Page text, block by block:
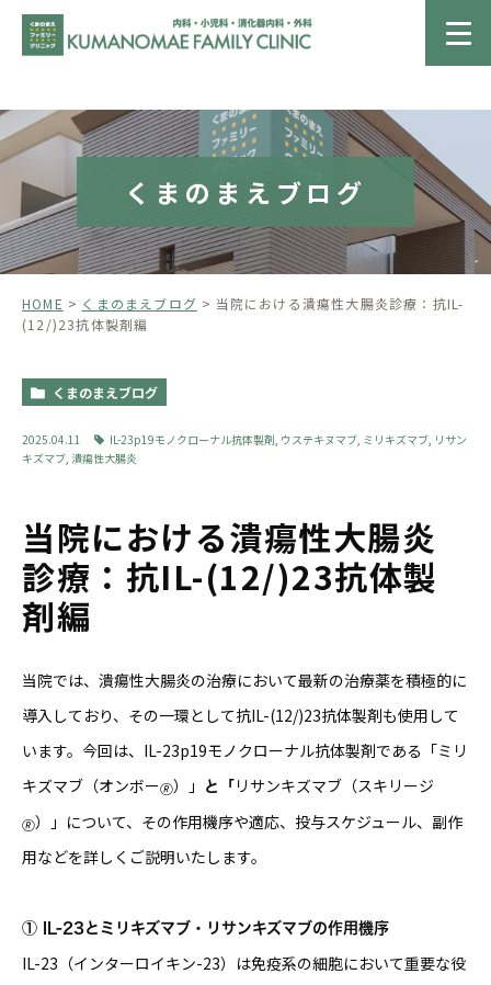
くまのまえブログ
HOME くまのまえブログ
当院における潰瘍性大腸炎診療：抗IL-
(12/)23抗体製剤編
くまのまえブログ
2025.04.11 IL-23p19モノクローナル抗体製剤 ウステキヌマブ ミリキズマブ リサン
キズマブ 潰瘍性大腸炎
当院における潰瘍性大腸炎
診療：抗IL-(12/)23抗体製
剤編
当院では、潰瘍性大腸炎の治療において最新の治療薬を積極的に
導入しており、その一環として抗IL-(12/)23抗体製剤も使用して
います。今回は、IL-23p19モノクローナル抗体製剤である「ミリ
キズマブ（オンボー🄬）」 と「 リサンキズマブ（スキリージ
🄬）」について、その作用機序や適応、投与スケジュール、副作
用などを詳しくご説明いたします。
① IL-23とミリキズマブ・リサンキズマブの作用機序
IL-23（インターロイキン-23）は免疫系の細胞において重要な役